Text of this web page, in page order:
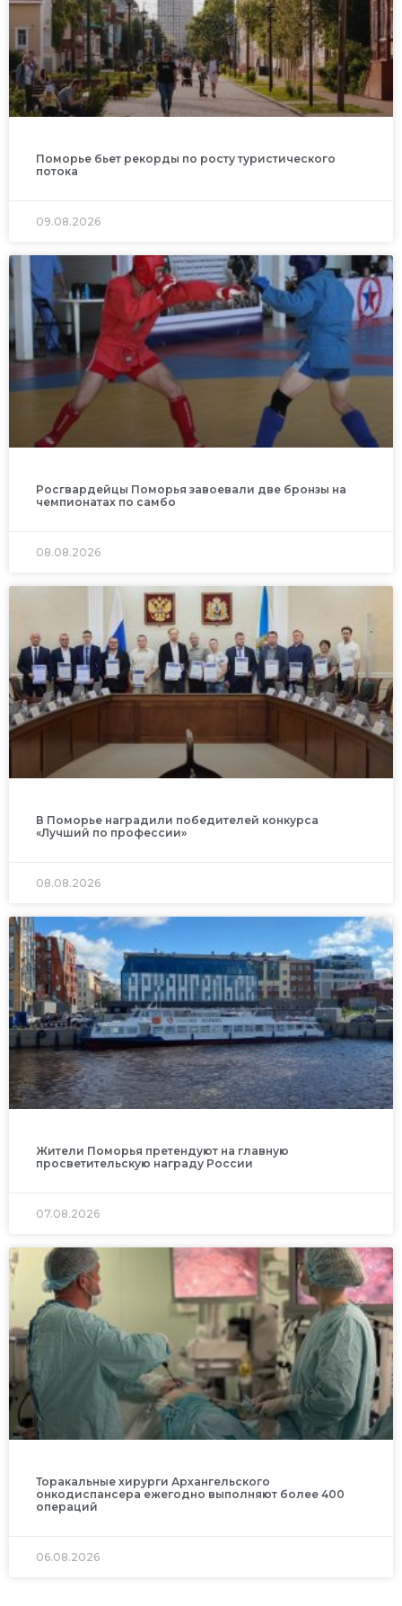
Поморье бьет рекорды по росту туристического
потока
09.08.2026
Росгвардейцы Поморья завоевали две бронзы на
чемпионатах по самбо
08.08.2026
В Поморье наградили победителей конкурса
«Лучший по профессии»
08.08.2026
Жители Поморья претендуют на главную
просветительскую награду России
07.08.2026
Торакальные хирурги Архангельского
онкодиспансера ежегодно выполняют более 400
операций
06.08.2026